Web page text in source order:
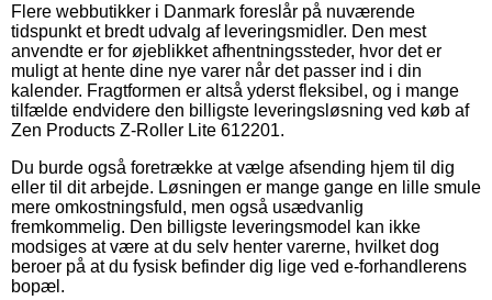
Flere webbutikker i Danmark foreslår på nuværende
tidspunkt et bredt udvalg af leveringsmidler. Den mest
anvendte er for øjeblikket afhentningssteder, hvor det er
muligt at hente dine nye varer når det passer ind i din
kalender. Fragtformen er altså yderst fleksibel, og i mange
tilfælde endvidere den billigste leveringsløsning ved køb af
Zen Products Z-Roller Lite 612201.
Du burde også foretrække at vælge afsending hjem til dig
eller til dit arbejde. Løsningen er mange gange en lille smule
mere omkostningsfuld, men også usædvanlig
fremkommelig. Den billigste leveringsmodel kan ikke
modsiges at være at du selv henter varerne, hvilket dog
beroer på at du fysisk befinder dig lige ved e-forhandlerens
bopæl.